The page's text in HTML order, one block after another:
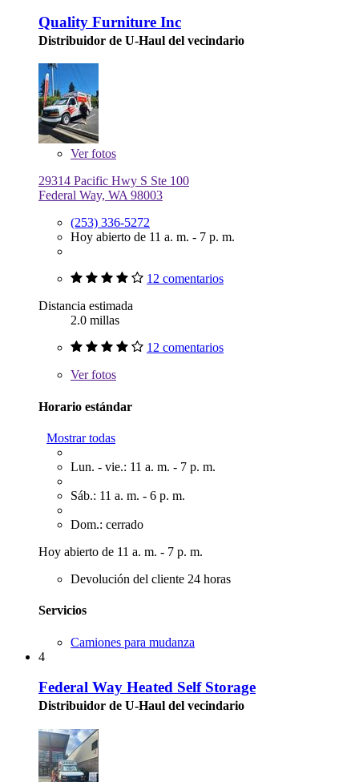
Quality Furniture Inc
Distribuidor de U-Haul del vecindario
Verfotos
29314 Pacific Hwy S Ste 100
Federal Way, WA 98003
(253) 336-5272
Hoy abierto de 11 a. m. - 7 p. m.
12 comentarios
Distancia estimada
2.0 millas
12 comentarios
Verfotos
Horario estándar
Mostrar todas
Lun. - vie.: 11 a. m. - 7 p. m.
Sáb.: 11 a. m. - 6 p. m.
Dom.: cerrado
Hoy abierto de 11 a. m. - 7 p. m.
Devolución del cliente 24 horas
Servicios
Camiones para mudanza
4
Federal Way Heated Self Storage
Distribuidor de U-Haul del vecindario